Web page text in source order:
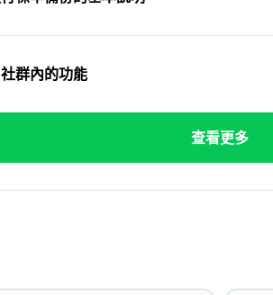
群內的功能
查看更多